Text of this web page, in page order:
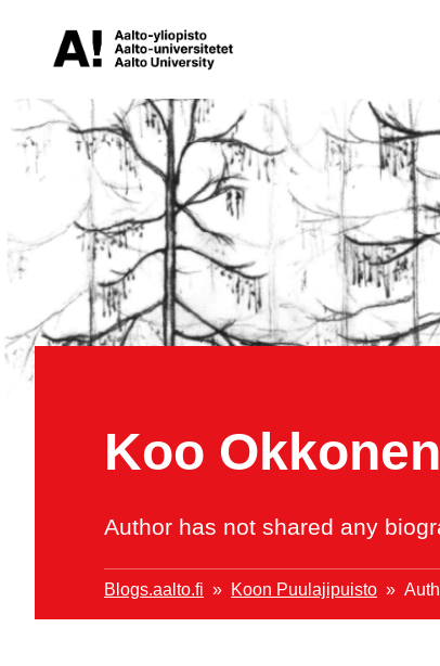
Koo Okkonen
Author has not shared any
Blogs.aalto.fi Koon Puulajipuisto